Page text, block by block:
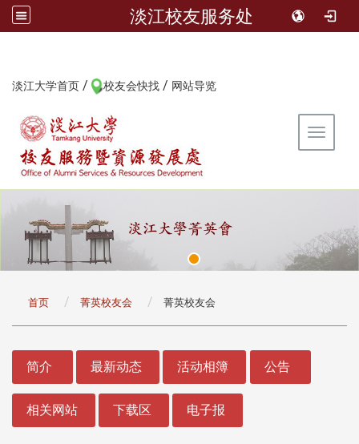
淡江校友服务处
淡江大学首页 / 校友会快找 / 网站导览
Toggle
首页 菁英校友会 菁英校友会
简介 最新动态 活动相簿 公告
相关网站 下载区 电子报